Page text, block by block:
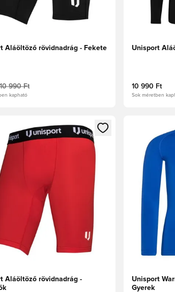
Aláöltöző rövidnadrág - Fekete
10 990 Ft
kapható
Unisport
10 990 Ft
Sok méretben
való regisztrációhoz
egy modált a bejelentkezéshez vagy a tagként
Aláöltöző rövidnadrág -
Megnyit
Unisport
Gyerek